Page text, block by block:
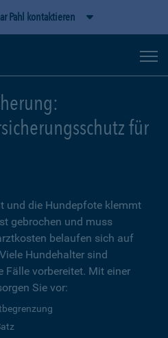
Pahl kontaktieren
für
und die Hundepfote klemmt
gebrochen und muss
belaufen sich auf
Hundehalter sind
vorbereitet. Mit einer
Sie vor: